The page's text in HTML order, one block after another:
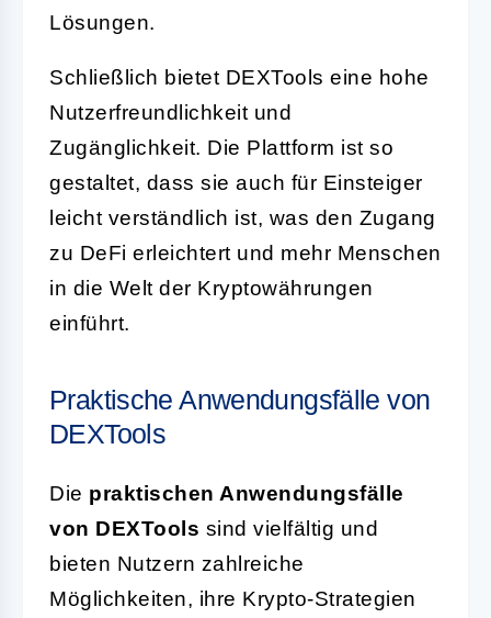
Lösungen.
Schließlich bietet DEXTools eine hohe
Nutzerfreundlichkeit und
Zugänglichkeit. Die Plattform ist so
gestaltet, dass sie auch für Einsteiger
leicht verständlich ist, was den Zugang
zu DeFi erleichtert und mehr Menschen
in die Welt der Kryptowährungen
einführt.
Praktische Anwendungsfälle von
DEXTools
Die praktischen Anwendungsfälle
von DEXTools sind vielfältig und
bieten Nutzern zahlreiche
Möglichkeiten, ihre Krypto-Strategien